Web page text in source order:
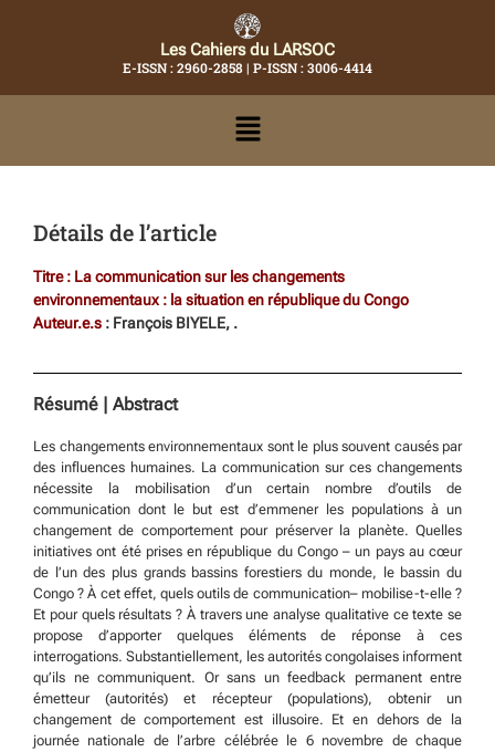
Les Cahiers du LARSOC
E-ISSN : 2960-2858 | P-ISSN : 3006-4414
Détails de l’article
Titre : La communication sur les changements
environnementaux : la situation en république du Congo
Auteur.e.s : François BIYELE, .
Résumé | Abstract
Les changements environnementaux sont le plus souvent causés par
des influences humaines. La communication sur ces changements
nécessite la mobilisation d’un certain nombre d’outils de
communication dont le but est d’emmener les populations à un
changement de comportement pour préserver la planète. Quelles
initiatives ont été prises en république du Congo – un pays au cœur
de l’un des plus grands bassins forestiers du monde, le bassin du
Congo ? À cet effet, quels outils de communication– mobilise-t-elle ?
Et pour quels résultats ? À travers une analyse qualitative ce texte se
propose d’apporter quelques éléments de réponse à ces
interrogations. Substantiellement, les autorités congolaises informent
qu’ils ne communiquent. Or sans un feedback permanent entre
émetteur (autorités) et récepteur (populations), obtenir un
changement de comportement est illusoire. Et en dehors de la
journée nationale de l’arbre célébrée le 6 novembre de chaque